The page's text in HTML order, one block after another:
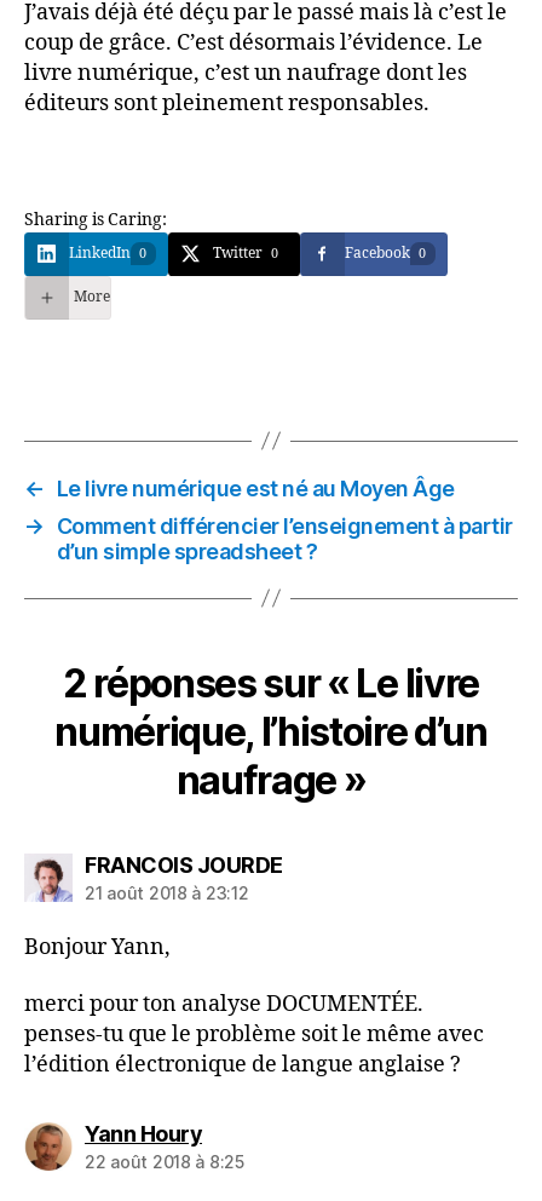
J’avais déjà été déçu par le passé mais là c’est le
coup de grâce. C’est désormais l’évidence. Le
livre numérique, c’est un naufrage dont les
éditeurs sont pleinement responsables.
Sharing is Caring:
LinkedIn 0 Twitter 0 Facebook 0
More
←
Le livre numérique est né au Moyen Âge
→
Comment différencier l’enseignement à partir
d’un simple spreadsheet ?
2 réponses sur « Le livre
numérique, l’histoire d’un
naufrage »
FRANCOIS JOURDEdit :
21 août 2018 à 23:12
Bonjour Yann,
merci pour ton analyse DOCUMENTÉE.
penses-tu que le problème soit le même avec
l’édition électronique de langue anglaise ?
Yann Hourydit :
22 août 2018 à 8:25